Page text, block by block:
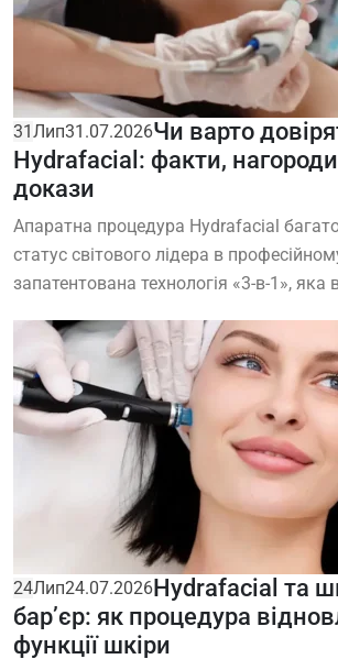
31 Лип31.07.2026Чи варто
Hydrafacial: факти, нагороди
докази
Апаратна процедура Hydrafacial
статус світового лідера в
запатентована технологія «3-в-1»,
24Лип24.07.2026Hydrafacial та
бар’єр: як процедура
функції шкіри